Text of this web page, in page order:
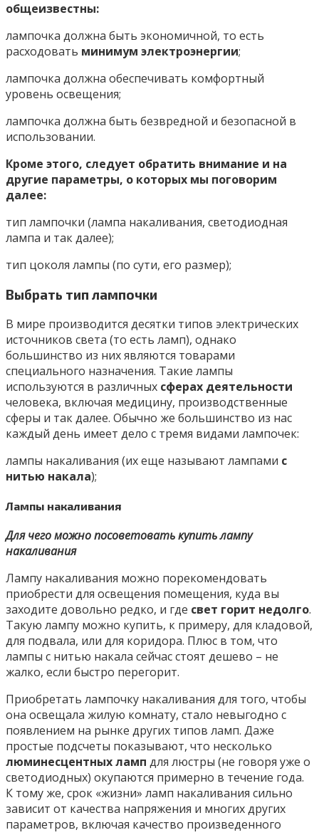
общеизвестны:
лампочка должна быть экономичной, то есть
расходовать минимум электроэнергии;
лампочка должна обеспечивать комфортный
уровень освещения;
лампочка должна быть безвредной и безопасной в
использовании.
Кроме этого, следует обратить внимание и на
другие параметры, о которых мы поговорим
далее:
тип лампочки (лампа накаливания, светодиодная
лампа и так далее);
тип цоколя лампы (по сути, его размер);
Выбрать тип лампочки
В мире производится десятки типов электрических
источников света (то есть ламп), однако
большинство из них являются товарами
специального назначения. Такие лампы
используются в различных сферах деятельности
человека, включая медицину, производственные
сферы и так далее. Обычно же большинство из нас
каждый день имеет дело с тремя видами лампочек:
лампы накаливания (их еще называют лампами с
нитью накала);
Лампы накаливания
Для чего можно посоветовать купить лампу
накаливания
Лампу накаливания можно порекомендовать
приобрести для освещения помещения, куда вы
заходите довольно редко, и где свет горит недолго.
Такую лампу можно купить, к примеру, для кладовой,
для подвала, или для коридора. Плюс в том, что
лампы с нитью накала сейчас стоят дешево – не
жалко, если быстро перегорит.
Приобретать лампочку накаливания для того, чтобы
она освещала жилую комнату, стало невыгодно с
появлением на рынке других типов ламп. Даже
простые подсчеты показывают, что несколько
люминесцентных ламп для люстры (не говоря уже о
светодиодных) окупаются примерно в течение года.
К тому же, срок «жизни» ламп накаливания сильно
зависит от качества напряжения и многих других
параметров, включая качество произведенного